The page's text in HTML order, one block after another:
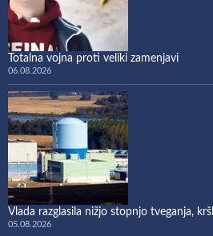
Totalna vojna proti veliki zamenjavi
06.08.2026
Vlada razglasila nižjo stopnjo tveganja,
05.08.2026